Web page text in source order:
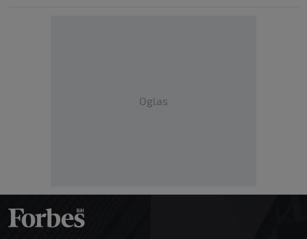
Oglas